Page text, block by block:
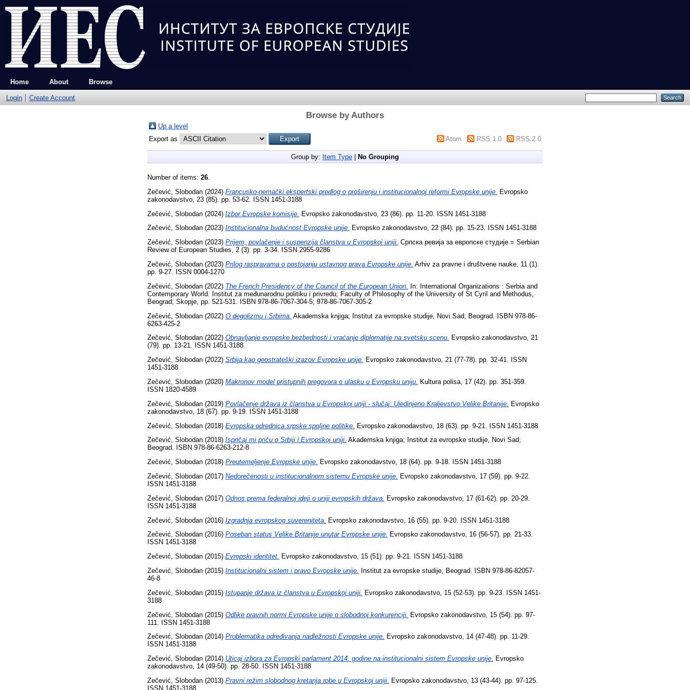
Home About Browse
Login Create Account
Browse by Authors
Up a level
Export as
Atom RSS 1.0 RSS 2.0
Group by: Item Type No Grouping
Number of items: 26.
Zečević, Slobodan (2024) Francusko-nemački ekspertski predlog o proširenju i institucionalnoj reformi Evropske unije.
Evropsko
zakonodavstvo, 23 (85). pp. 53-62. ISSN 1451-3188
Zečević, Slobodan (2024) Izbor Evropske komisije. Evropsko zakonodavstvo, 23 (86). pp. 11-20. ISSN 1451-3188
Zečević, Slobodan (2023) Institucionalna budućnost Evropske unije. Evropsko zakonodavstvo, 22 (84). pp. 15-23. ISSN 1451-3188
Zečević, Slobodan (2023) Prijem, povlačenje i suspenzija članstva u Evropskoj uniji. Српска ревија за европске студије = Serbian
Review of European Studies, 2 (3). pp. 3-34. ISSN 2955-9286
Zečević, Slobodan (2023) Prilog raspravama o postojanju ustavnog prava Evropske unije. Arhiv za pravne i društvene nauke, 11 (1).
pp. 9-27. ISSN 0004-1270
Zečević, Slobodan (2022) The French Presidency of the Council of the European Union.
In: International Organizations : Serbia and
Contemporary World. Institut za međunarodnu politiku i privredu; Faculty of Philosophy of the University of St Cyril and Methodus,
Beograd; Skopje, pp. 521-531. ISBN 978-86-7067-304-5; 978-86-7067-305-2
Zečević, Slobodan (2022) O degolizmu i Srbima. Akademska knjiga; Institut za evropske studije, Novi Sad; Beograd. ISBN 978-86-
6263-425-2
Zečević, Slobodan (2022) Obnavljanje evropske bezbednosti i vraćanje diplomatije na svetsku scenu. Evropsko zakonodavstvo, 21
(79). pp. 13-21. ISSN 1451-3188
Zečević, Slobodan (2022) Srbija kao geostrateški izazov Evropske unije. Evropsko zakonodavstvo, 21 (77-78). pp. 32-41. ISSN
1451-3188
Zečević, Slobodan (2020) Makronov model pristupnih pregovora o ulasku u Evropsku uniju.
Kultura polisa, 17 (42). pp. 351-359.
ISSN 1820-4589
Zečević, Slobodan (2019) Povlačenje država iz članstva u Evropskoj uniji - slučaj: Ujedinjeno Kraljevstvo Velike Britanije.
Evropsko
zakonodavstvo, 18 (67). pp. 9-19. ISSN 1451-3188
Zečević, Slobodan (2018) Evropska odrednica srpske spoljne politike. Evropsko zakonodavstvo, 18 (63). pp. 9-21. ISSN 1451-3188
Zečević, Slobodan (2018) Ispričaj mi priču o Srbiji i Evropskoj uniji. Akademska knjiga; Institut za evropske studije, Novi Sad;
Beograd. ISBN 978-86-6263-212-8
Zečević, Slobodan (2018) Preutemeljenje Evropske unije. Evropsko zakonodavstvo, 18 (64). pp. 9-18. ISSN 1451-3188
Zečević, Slobodan (2017) Nedorečenosti u institucionalnom sistemu Evropske unije.
Evropsko zakonodavstvo, 17 (59). pp. 9-22.
ISSN 1451-3188
Zečević, Slobodan (2017) Odnos prema federalnoj ideji o uniji evropskih država.
Evropsko zakonodavstvo, 17 (61-62). pp. 20-29.
ISSN 1451-3188
Zečević, Slobodan (2016) Izgradnja evropskog suvereniteta. Evropsko zakonodavstvo, 16 (55). pp. 9-20. ISSN 1451-3188
Zečević, Slobodan (2016) Poseban status Velike Britanije unutar Evropske unije. Evropsko zakonodavstvo, 16 (56-57). pp. 21-33.
ISSN 1451-3188
Zečević, Slobodan (2015) Evropski identitet. Evropsko zakonodavstvo, 15 (51). pp. 9-21. ISSN 1451-3188
Zečević, Slobodan (2015) Institucionalni sistem i pravo Evropske unije.
Institut za evropske studije, Beograd. ISBN 978-86-82057-
46-8
Zečević, Slobodan (2015) Istupanje država iz članstva u Evropskoj uniji. Evropsko zakonodavstvo, 15 (52-53). pp. 9-23. ISSN 1451-
3188
Zečević, Slobodan (2015) Odlike pravnih normi Evropske unije o slobodnoj konkurenciji. Evropsko zakonodavstvo, 15 (54). pp. 97-
111. ISSN 1451-3188
Zečević, Slobodan (2014) Problematika određivanja nadležnosti Evropske unije. Evropsko zakonodavstvo, 14 (47-48). pp. 11-29.
ISSN 1451-3188
Zečević, Slobodan (2014) Uticaj izbora za Evropski parlament 2014. godine na institucionalni sistem Evropske unije. Evropsko
zakonodavstvo, 14 (49-50). pp. 28-50. ISSN 1451-3188
Zečević, Slobodan (2013) Pravni režim slobodnog kretanja robe u Evropskoj uniji.
Evropsko zakonodavstvo, 13 (43-44). pp. 97-125.
ISSN 1451-3188